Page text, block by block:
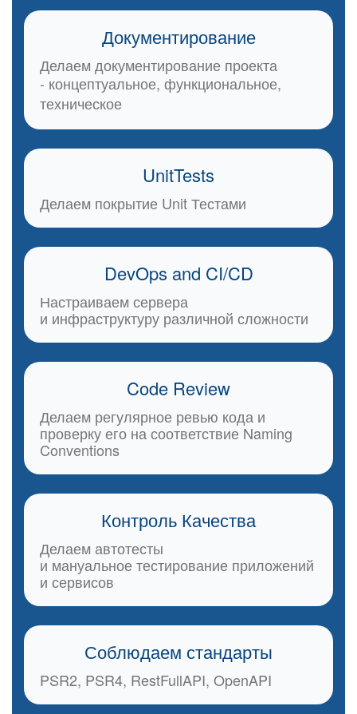
Документирование
Делаем документирование проекта
- концептуальное, функциональное,
техническое
UnitTests
Делаем покрытие Unit Тестами
DevOps and CI/CD
Настраиваем сервера
и инфраструктуру различной сложности
Code Review
Делаем регулярное ревью кода и
проверку его на соответствие Naming
Conventions
Контроль Качества
Делаем автотесты
и мануальное тестирование приложений
и сервисов
Соблюдаем стандарты
PSR2, PSR4, RestFullAPI, OpenAPI